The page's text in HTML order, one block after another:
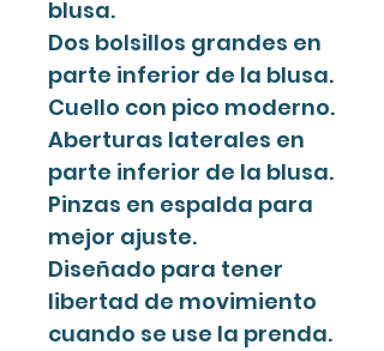
blusa.
Dos bolsillos grandes en
parte inferior de la blusa.
Cuello con pico moderno.
Aberturas laterales en
parte inferior de la blusa.
Pinzas en espalda para
mejor ajuste.
Diseñado para tener
libertad de movimiento
cuando se use la prenda.